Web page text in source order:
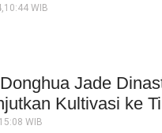
WIB
Jade
Kultivasi ke
WIB